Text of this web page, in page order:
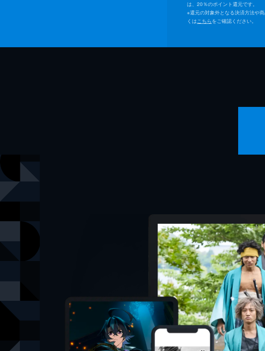
は、20％のポイント還元です。
※還元の対象外となる決済方法や
くはこちらをご確認ください。